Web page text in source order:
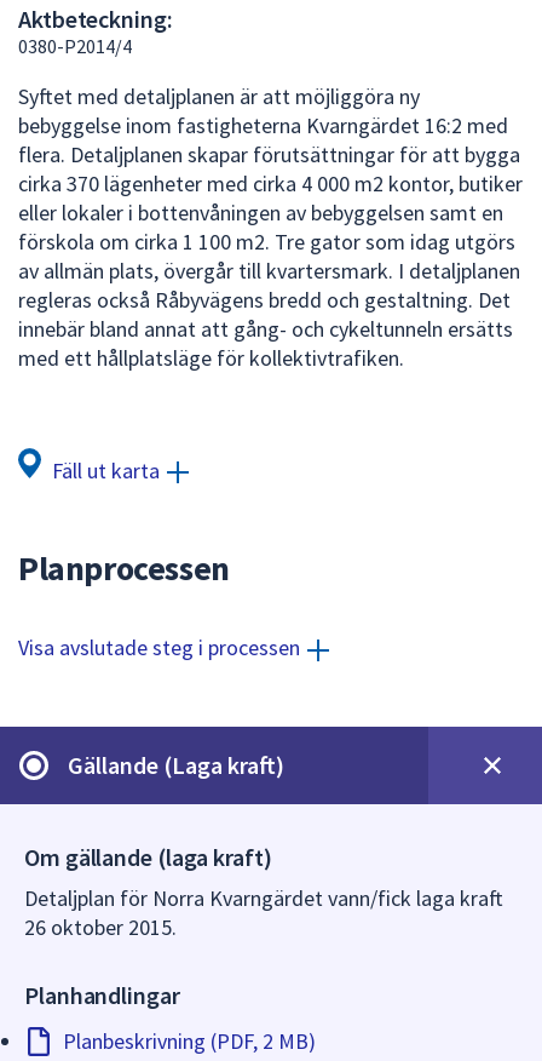
under
fältet.
Använd
piltangenterna
för
att
navigera
mellan
sökförslagen
och
Aktbeteckning:
0380-P2014/4
Syftet med detaljplanen är att möjliggöra ny
bebyggelse inom fastigheterna Kvarngärdet 16:2 med
flera. Detaljplanen skapar förutsättningar för att bygga
cirka 370 lägenheter med cirka 4 000 m2 kontor, butiker
eller lokaler i bottenvåningen av bebyggelsen samt en
förskola om cirka 1 100 m2. Tre gator som idag utgörs
av allmän plats, övergår till kvartersmark. I detaljplanen
regleras också Råbyvägens bredd och gestaltning. Det
innebär bland annat att gång- och cykeltunneln ersätts
med ett hållplatsläge för kollektivtrafiken.
Fäll ut karta
Planprocessen
Visa avslutade steg i processen
Gällande (Laga kraft)
Om gällande (laga kraft)
Detaljplan för Norra Kvarngärdet vann/fick laga kraft
26 oktober 2015.
Planhandlingar
Planbeskrivning (PDF, 2 MB)